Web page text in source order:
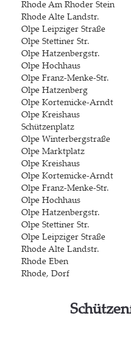
Rho­de Am Rho­der Stein
Rho­de Alte Landstr.
Olpe Leip­zi­ger Straße
Olpe Stet­ti­ner Str.
Olpe Hat­zen­berg­str.
Olpe Hoch­haus
Olpe Franz-Men­ke-Str.
Olpe Hat­zen­berg
Olpe Kor­te­mi­cke-Arndt
Olpe Kreis­haus
Schüt­zen­platz
Olpe Win­ter­berg­stra­ße
Olpe Markt­platz
Olpe Kreis­haus
Olpe Kor­te­mi­cke-Arndt
Olpe Franz-Men­ke-Str.
Olpe Hoch­haus
Olpe Hat­zen­berg­str.
Olpe Stet­ti­ner Str.
Olpe Leip­zi­ger Straße
Rho­de Alte Landstr.
Rho­de Eben
Rho­de, Dorf